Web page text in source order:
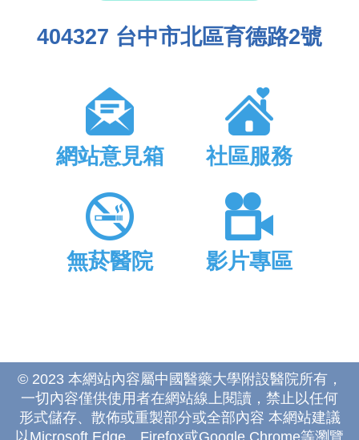
404327 台中市北區育德路2號
網站意見箱 社區服務
無菸醫院 影片專區
© 2023 本網站內容屬中國醫藥大學附設醫院所有，
一切內容僅供使用者在網站線上閱讀，禁止以任何
形式儲存、散佈或重製部分或全部內容 本網站建議